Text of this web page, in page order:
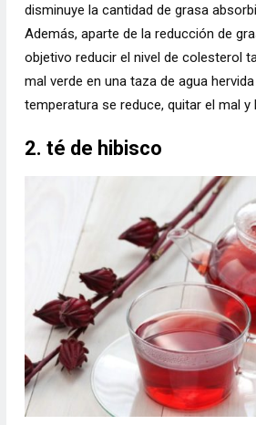
disminuye la cantidad de grasa
Además, aparte de la reducción de
objetivo reducir el nivel de colesterol
mal verde en una taza de agua
temperatura se reduce, quitar el mal y
2. té de hibisco